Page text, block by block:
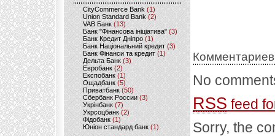
CityCommerce Bank (1)
Union Standard Bank (2)
VAB Банк (13)
Банк "Фінансова ініціатива" (3)
Банк Кредит Дніпро (1)
Банк Національний кредит (3)
Банк Фінанси та кредит (1)
Дельта Банк (3)
Евробанк(2)
Експобанк (1)
Ощадбанк(5)
Приватбанк (50)
Сбербанк России (3)
Укрінбанк(7)
Укрсоцбанк (2)
Фідобанк (1)
Юніон стандард банк(1)
No
RSS feed
Sorry, the